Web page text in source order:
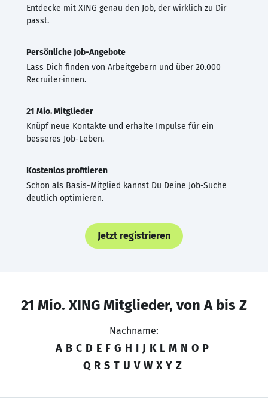
Entdecke mit XING genau den Job, der wirklich zu Dir
passt.
Persönliche Job-Angebote
Lass Dich finden von Arbeitgebern und über 20.000
Recruiter·innen.
21 Mio. Mitglieder
Knüpf neue Kontakte und erhalte Impulse für ein
besseres Job-Leben.
Kostenlos profitieren
Schon als Basis-Mitglied kannst Du Deine Job-Suche
deutlich optimieren.
Jetzt registrieren
21 Mio. XING Mitglieder, von A bis Z
Nachname:
A B C D E F G H I J K L M N O P
Q R S T U V W X Y Z